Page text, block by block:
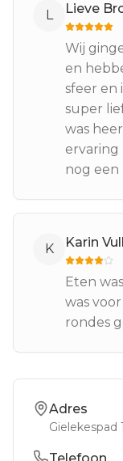
L Lieve
Wij
en
sfeer en
super
was
ervaring
nog een
K Karin
Eten
was
rondes
Adres
Gielekespad